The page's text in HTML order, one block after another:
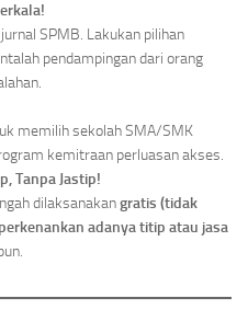
SPMB. Lakukan pilihan
pendampingan dari orang
memilih sekolah SMA/SMK
kemitraan perluasan akses.
Tanpa Jastip!
dilaksanakangratis (tidak
adanya titip atau jasa